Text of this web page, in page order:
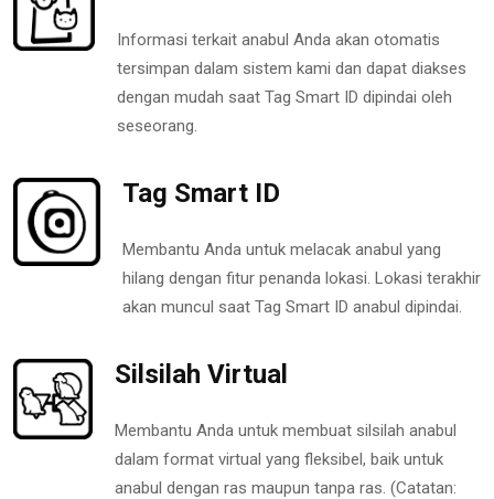
Informasi terkait anabul Anda akan otomatis
tersimpan dalam sistem kami dan dapat diakses
dengan mudah saat Tag Smart ID dipindai oleh
seseorang.
Tag Smart ID
Membantu Anda untuk melacak anabul yang
hilang dengan fitur penanda lokasi. Lokasi terakhir
akan muncul saat Tag Smart ID anabul dipindai.
Silsilah Virtual
Membantu Anda untuk membuat silsilah anabul
dalam format virtual yang fleksibel, baik untuk
anabul dengan ras maupun tanpa ras. (Catatan: